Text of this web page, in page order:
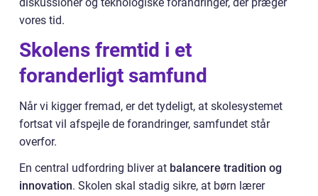
vores tid.
Skolens fremtid i et
foranderligt samfund
Når vi kigger fremad, er det tydeligt, at skolesystemet
fortsat vil afspejle de forandringer, samfundet står
overfor.
En central udfordring bliver at balancere tradition og
innovation. Skolen skal stadig sikre, at børn lærer